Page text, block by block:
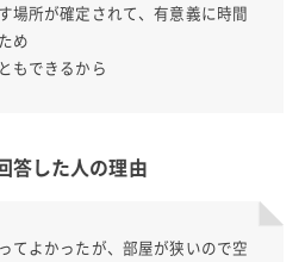
場所が確定されて、有意義に時間
め
もできるから
答した人の理由
てよかったが、部屋が狭いので空